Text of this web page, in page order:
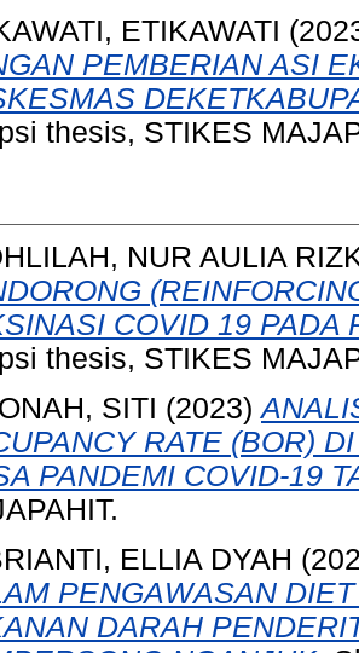
ETIKAWATI
PEMBERIAN ASI
thesis, STIKES
NUR AULIA
COVID 19 PADA
thesis, STIKES
SITI (2023)
RATE (BOR)
PANDEMI COVID-19
ELLIA DYAH
PENGAWASAN
DARAH